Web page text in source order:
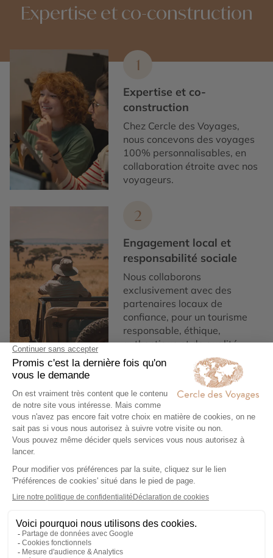
Expertise et co-construction
1
Expertise et co-
construction
Chez Cercle des Voyages,
nous concevons des voyages
100% personnalisables, en
collaboration étroite avec nos
voyageurs.
2
Engagement local et
responsabilité sociale
Nous collaborons
exclusivement avec des
partenaires locaux de
confiance, pour un tourisme
responsable, éthique,
authentique et de qualité.
Garantie et tranquillité
d'esprit
Notre service de conciergerie
7/7 et nos assurances
Premium vous offrent une
tranquillité d'esprit vous
couvrant en cas d’imprévu.